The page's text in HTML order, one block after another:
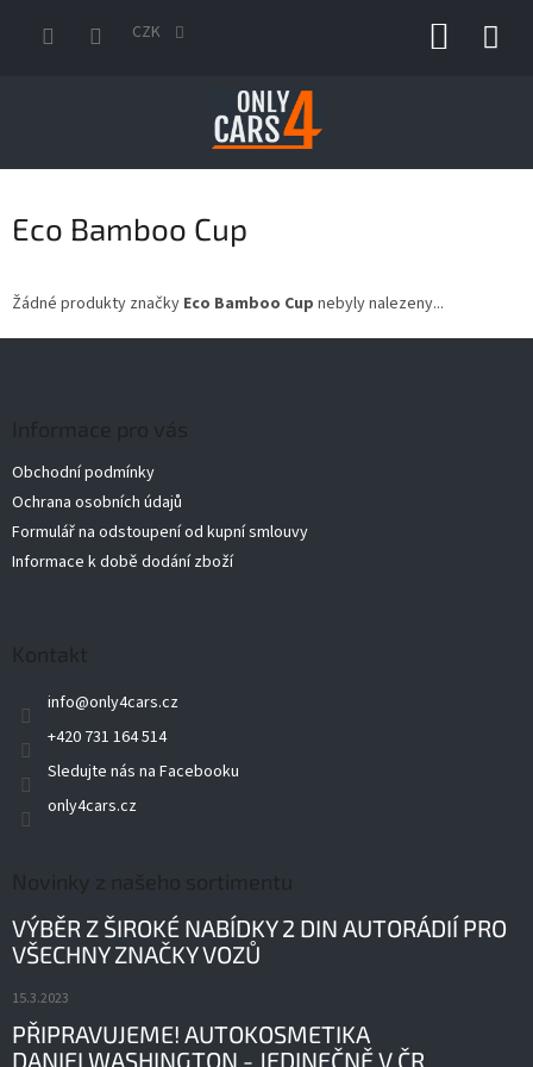
CZK
Eco Bamboo Cup
Žádné produkty značky Eco Bamboo Cup nebyly nalezeny...
Informace pro vás
Obchodní podmínky
Ochrana osobních údajů
Formulář na odstoupení od kupní smlouvy
Informace k době dodání zboží
Kontakt
info@only4cars.cz
+420 731 164 514
Sledujte nás na Facebooku
only4cars.cz
Novinky z našeho sortimentu
VÝBĚR Z ŠIROKÉ NABÍDKY 2 DIN AUTORÁDIÍ PRO
VŠECHNY ZNAČKY VOZŮ
15.3.2023
PŘIPRAVUJEME! AUTOKOSMETIKA
DANIELWASHINGTON - JEDINEČNĚ V ČR